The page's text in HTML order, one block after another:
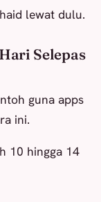
lewat dulu.
Selepas
guna apps
ini.
10 hingga 14